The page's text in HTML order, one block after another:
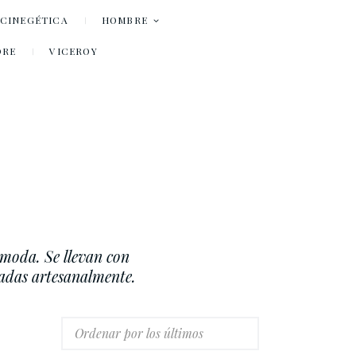
HOMBRE
VICEROY
Se llevan con
artesanalmente.